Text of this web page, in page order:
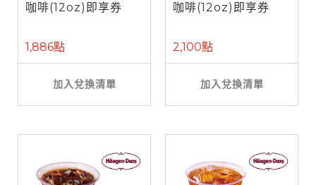
咖啡(12oz)即享券
1,886點
加入兌換清單
咖啡(12oz)即享券
2,100點
加入兌換清單